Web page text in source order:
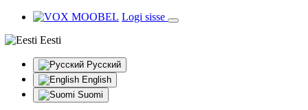
Logi sisse
Eesti
Русский
English
Suomi